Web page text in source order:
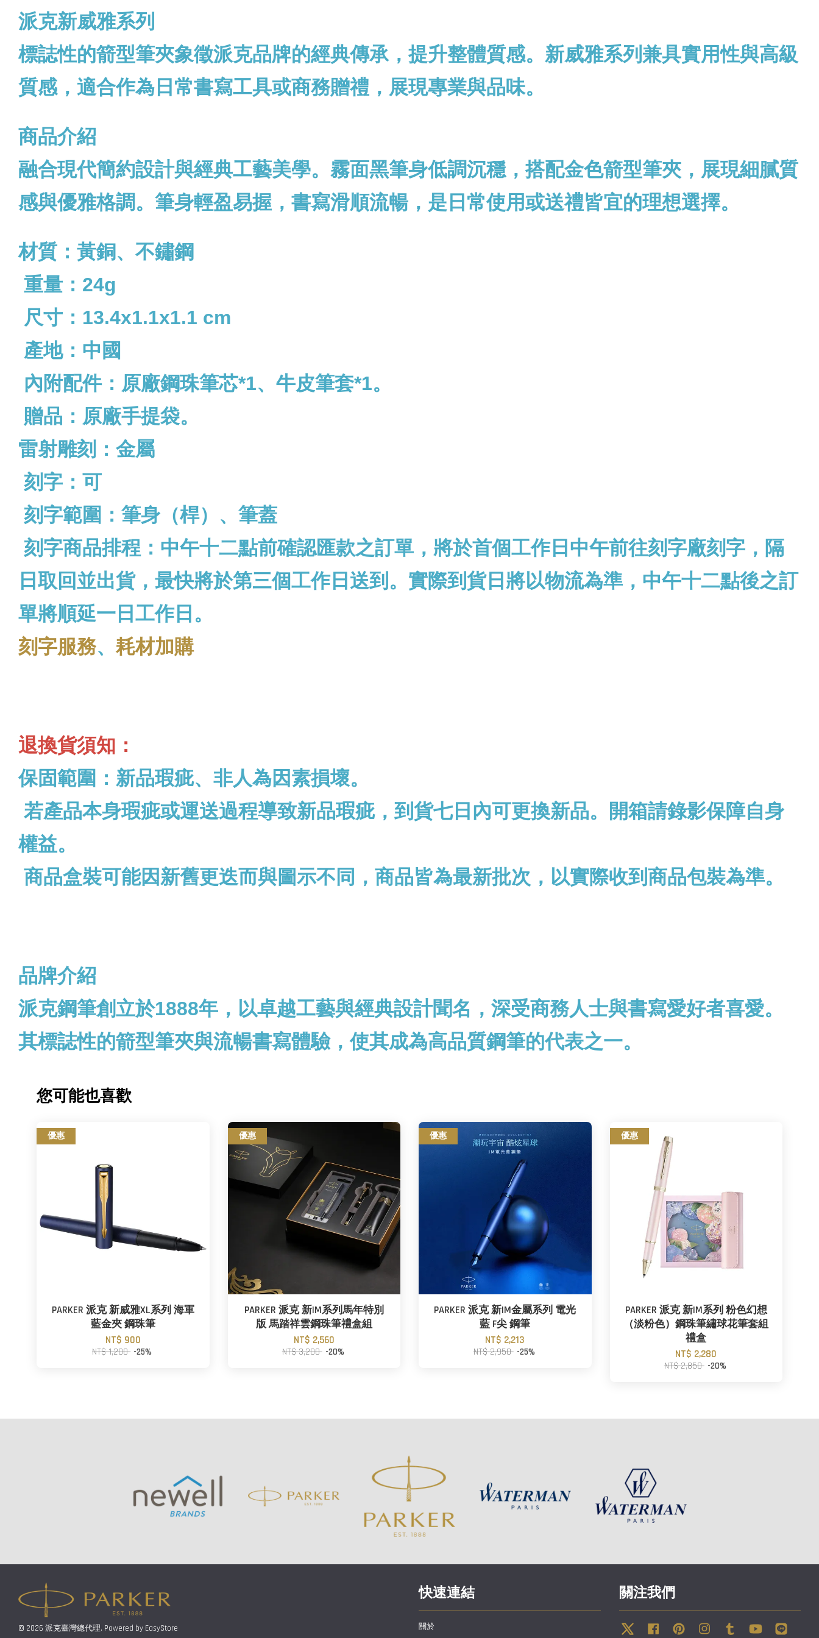
派克新威雅系列
標誌性的箭型筆夾象徵派克品牌的經典傳承，提升整體質感。新威雅系列兼具實用性與高級
質感，適合作為日常書寫工具或商務贈禮，展現專業與品味。
商品介紹
融合現代簡約設計與經典工藝美學。霧面黑筆身低調沉穩，搭配金色箭型筆夾，展現細膩質
感與優雅格調。筆身輕盈易握，書寫滑順流暢，是日常使用或送禮皆宜的理想選擇。
材質：黃銅、不鏽鋼
重量：24g
尺寸：13.4x1.1x1.1 cm
產地：中國
內附配件：原廠鋼珠筆芯*1、牛皮筆套*1。
贈品：原廠手提袋。
雷射雕刻：金屬
刻字：可
刻字範圍：筆身（桿）、筆蓋
刻字商品排程：中午十二點前確認匯款之訂單，將於首個工作日中午前往刻字廠刻字，隔
日取回並出貨，最快將於第三個工作日送到。實際到貨日將以物流為準，中午十二點後之訂
單將順延一日工作日。
刻字服務、 耗材加購
退換貨須知：
保固範圍：新品瑕疵、非人為因素損壞。
若產品本身瑕疵或運送過程導致新品瑕疵，到貨七日內可更換新品。開箱請錄影保障自身
權益。
商品盒裝可能因新舊更迭而與圖示不同，商品皆為最新批次，以實際收到商品包裝為準。
品牌介紹
派克鋼筆創立於1888年，以卓越工藝與經典設計聞名，深受商務人士與書寫愛好者喜愛。
其標誌性的箭型筆夾與流暢書寫體驗，使其成為高品質鋼筆的代表之一。
您可能也喜歡
優惠
PARKER 派克 新威雅XL系列 海軍
藍金夾 鋼珠筆
NT$ 900
NT$ 1,200 -25%
優惠
PARKER 派克 新IM系列馬年特別
版 馬踏祥雲鋼珠筆禮盒組
NT$ 2,560
NT$ 3,200 -20%
優惠
PARKER 派克 新IM金屬系列 電光
藍 F尖 鋼筆
NT$ 2,213
NT$ 2,950 -25%
優惠
PARKER 派克 新IM系列 粉色幻想
（淡粉色）鋼珠筆繡球花筆套組
禮盒
NT$ 2,280
NT$ 2,850 -20%
© 2026 派克臺灣總代理. Powered by EasyStore
快速連結
關於
關注我們
Twitter Facebook Pinterest InstagramTumblr YouTube